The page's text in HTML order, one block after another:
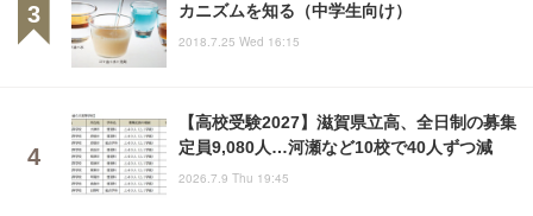
カニズムを知る（中学生向け）
2018.7.25 Wed 16:15
【高校受験2027】滋賀県立高、全日制の募集
定員9,080人…河瀬など10校で40人ずつ減
2026.7.9 Thu 19:45